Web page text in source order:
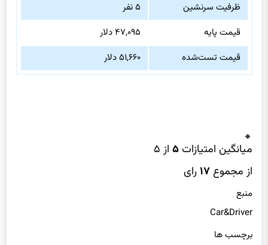
ظرفیت سرنشین
۵ نفر
قیمت پایه
۴۷,۰۹۵ دلار
قیمت تست‌شده
۵۱,۶۶۰ دلار
میانگین امتیازات۵ از ۵
از مجموع۱۷رای
منبع
Car&Driver
برچسب ها